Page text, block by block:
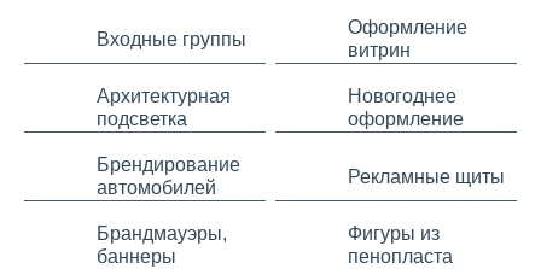
Входные группы
Оформление
витрин
Архитектурная
подсветка
Новогоднее
оформление
Брендирование
автомобилей
Рекламные щиты
Брандмауэры,
баннеры
Фигуры из
пенопласта